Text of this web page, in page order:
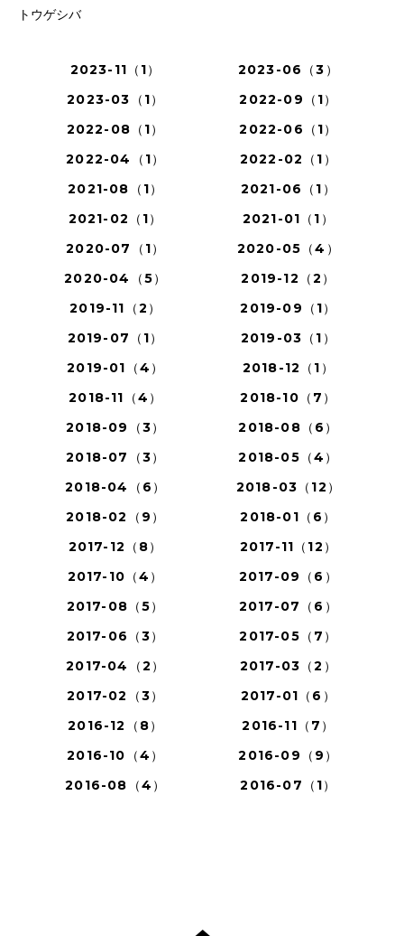
トウゲシバ
2023-11（1）
2023-06（3）
2023-03（1）
2022-09（1）
2022-08（1）
2022-06（1）
2022-04（1）
2022-02（1）
2021-08（1）
2021-06（1）
2021-02（1）
2021-01（1）
2020-07（1）
2020-05（4）
2020-04（5）
2019-12（2）
2019-11（2）
2019-09（1）
2019-07（1）
2019-03（1）
2019-01（4）
2018-12（1）
2018-11（4）
2018-10（7）
2018-09（3）
2018-08（6）
2018-07（3）
2018-05（4）
2018-04（6）
2018-03（12）
2018-02（9）
2018-01（6）
2017-12（8）
2017-11（12）
2017-10（4）
2017-09（6）
2017-08（5）
2017-07（6）
2017-06（3）
2017-05（7）
2017-04（2）
2017-03（2）
2017-02（3）
2017-01（6）
2016-12（8）
2016-11（7）
2016-10（4）
2016-09（9）
2016-08（4）
2016-07（1）